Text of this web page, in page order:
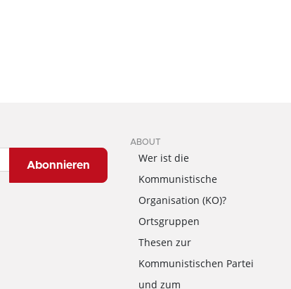
Abonnieren
ABOUT
Wer ist die
Kommunistische
Organisation (KO)?
Ortsgruppen
Thesen zur
Kommunistischen Partei
und zum